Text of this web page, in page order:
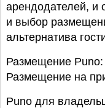
арендодателей, и
и выбор
альтернатива
Размещение Puno:
Размещение на
Puno для